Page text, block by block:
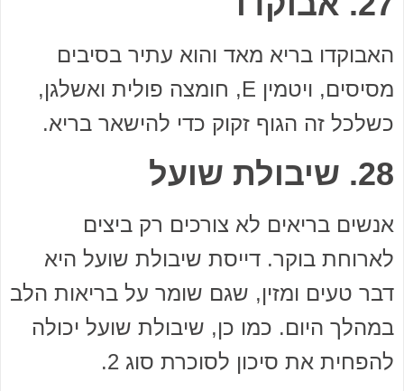
האבוקדו בריא מאד והוא עתיר בסיבים
מסיסים, ויטמין E, חומצה פולית ואשלגן,
כשלכל זה הגוף זקוק כדי להישאר בריא.
28. שיבולת שועל
אנשים בריאים לא צורכים רק ביצים
לארוחת בוקר. דייסת שיבולת שועל היא
דבר טעים ומזין, שגם שומר על בריאות הלב
במהלך היום. כמו כן, שיבולת שועל יכולה
להפחית את סיכון לסוכרת סוג 2.